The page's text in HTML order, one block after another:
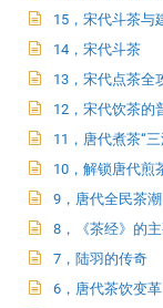
15，宋代斗茶与
14，宋代斗茶
13，宋代点茶全
12，宋代饮茶的
11，唐代煮茶“
10，解锁唐代煎
9，唐代全民茶潮
8，《茶经》的
7，陆羽的传奇
6，唐代茶饮变革